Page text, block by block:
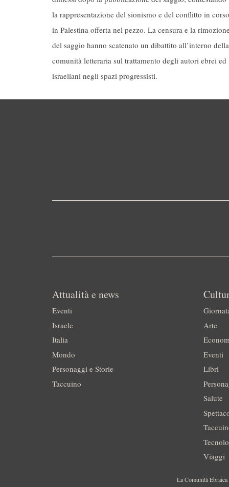
la rappresentazione del sionismo e del conflitto in corso
in Palestina offerta nel pezzo. La censura e la
del saggio hanno scatenato un dibattito all’interno della
comunità letteraria sul trattamento degli autori ebrei ed
israeliani negli spazi progressisti.
Attualità e news
Eventi
Israele
Italia
Mondo
Personaggi e Storie
Taccuino
Arte
Eventi
Libri
Salute
Viaggi
La Comunità